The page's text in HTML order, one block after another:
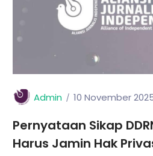
Admin 10 November
Pernyataan Sikap
Harus Jamin Hak